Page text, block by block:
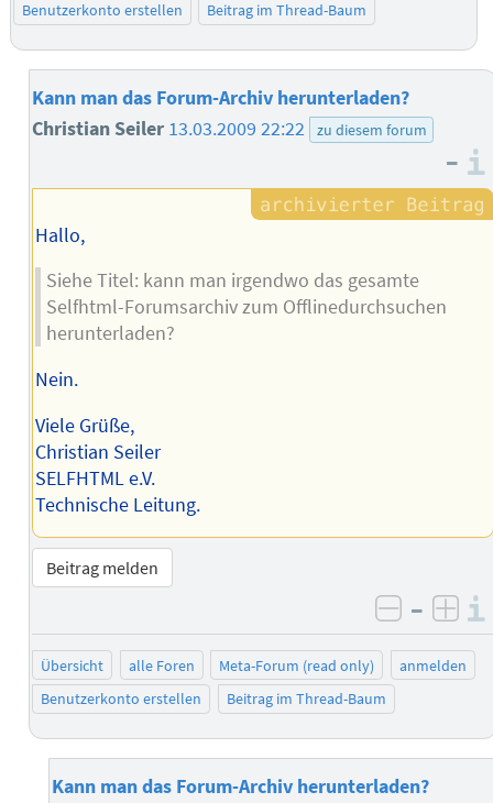
Benutzerkonto erstellen
Beitrag im Thread-Baum
Kann man das Forum-Archiv herunterladen?
Christian Seiler 13.03.2009 22:22 zu diesem forum
–
Hallo,
Siehe Titel: kann man irgendwo das gesamte
Selfhtml-Forumsarchiv zum Offlinedurchsuchen
herunterladen?
Nein.
Viele Grüße,
Christian Seiler
SELFHTML e.V.
Technische Leitung.
Beitrag melden
negativ
–
Übersicht alle Foren Meta-Forum (read only)
anmelden
Benutzerkonto erstellen
Beitrag im Thread-Baum
Kann man das Forum-Archiv herunterladen?